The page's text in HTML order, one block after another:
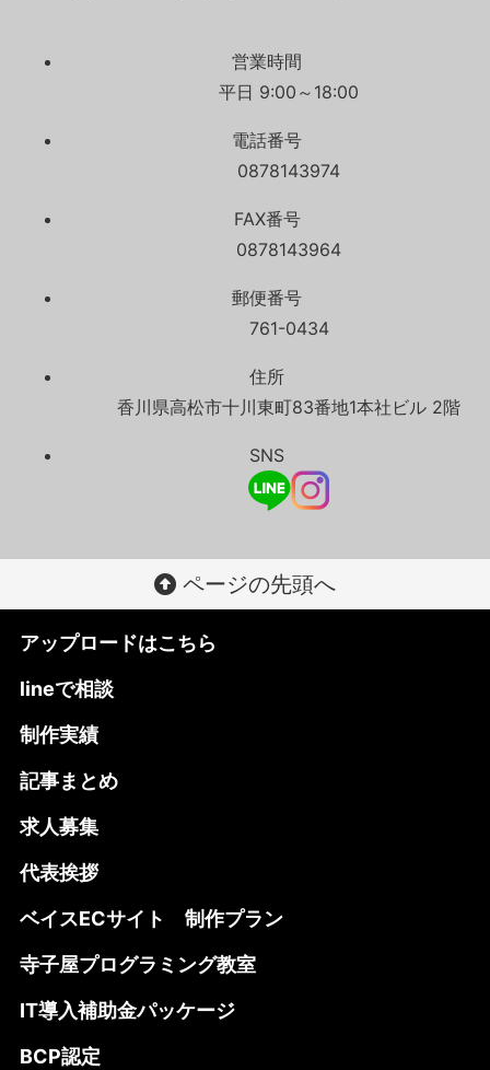
営業時間
平日 9:00～18:00
電話番号
0878143974
FAX番号
0878143964
郵便番号
761-0434
住所
香川県高松市十川東町83番地1本社ビル 2階
SNS
ページの先頭へ
アップロードはこちら
lineで相談
制作実績
記事まとめ
求人募集
代表挨拶
ベイスECサイト 制作プラン
寺子屋プログラミング教室
IT導入補助金パッケージ
BCP認定